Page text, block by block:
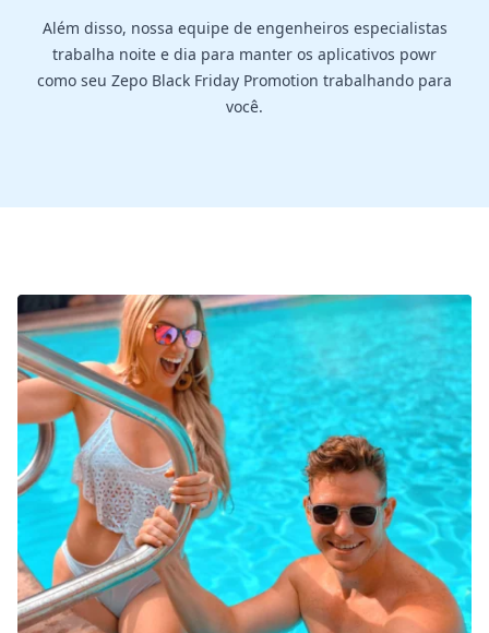
Além disso, nossa equipe de engenheiros especialistas
trabalha noite e dia para manter os aplicativos powr
como seu Zepo Black Friday Promotion trabalhando para
você.